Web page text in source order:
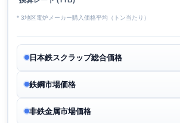
* 3地区電炉メーカー購入価格平均（トン当たり）
日本鉄スクラップ総合価格
鉄鋼市場価格
非鉄金属市場価格